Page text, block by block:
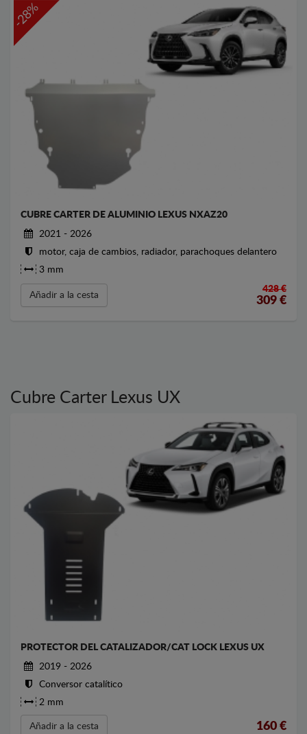
-28%
CUBRE CARTER DE ALUMINIO LEXUS NXAZ20
2021 - 2026
motor, caja de cambios, radiador, parachoques delantero
3 mm
Añadir a la cesta
428 €
309 €
Cubre Carter Lexus UX
PROTECTOR DEL CATALIZADOR/CAT LOCK LEXUS UX
2019 - 2026
Conversor catalítico
2 mm
Añadir a la cesta 160 €